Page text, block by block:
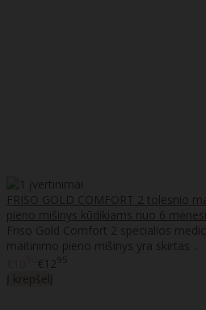
FRISO GOLD COMFORT 2 tolesnio
pieno mišinys kūdikiams nuo 6
Friso Gold Comfort 2 specialios
maitinimo pieno mišinys yra skirtas ..
€1295